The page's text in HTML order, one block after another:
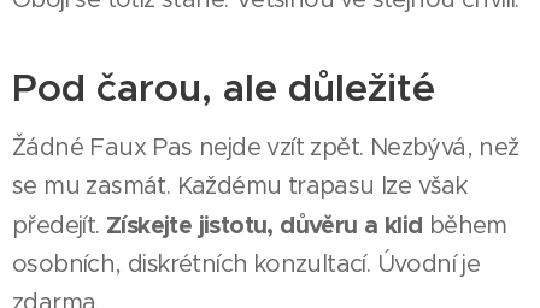
Pod čarou, ale důležité
Žádné Faux Pas nejde vzít zpět. Nezbývá, než
se mu zasmát. Každému trapasu lze však
předejít. Získejte jistotu, důvěru a klid během
osobních, diskrétních konzultací. Úvodní je